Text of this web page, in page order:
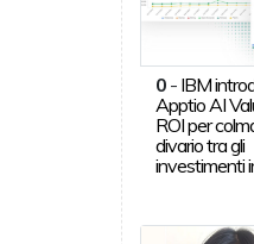
0- IBM
Apptio AI
ROI per
divario tra gli
investimenti